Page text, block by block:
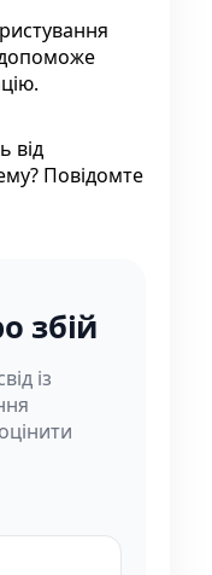
від
Повідомте
збій
із